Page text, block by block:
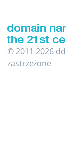
© 2011-2026
zastrzeżone